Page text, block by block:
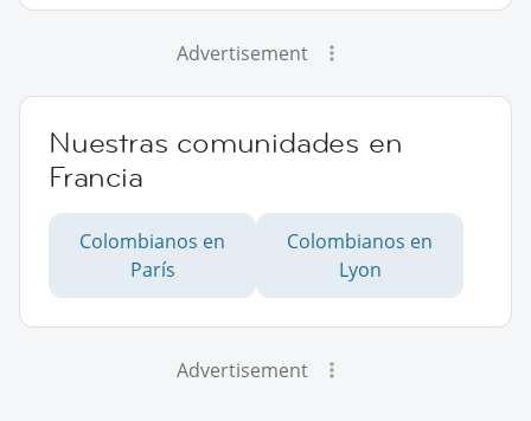
Advertisement
Nuestras comunidades en
Francia
Colombianos en
París
Colombianos en
Lyon
Advertisement